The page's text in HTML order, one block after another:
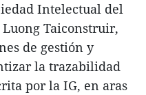
Intelectual del
Taiconstruir,
de gestión y
la trazabilidad
por la IG, en aras